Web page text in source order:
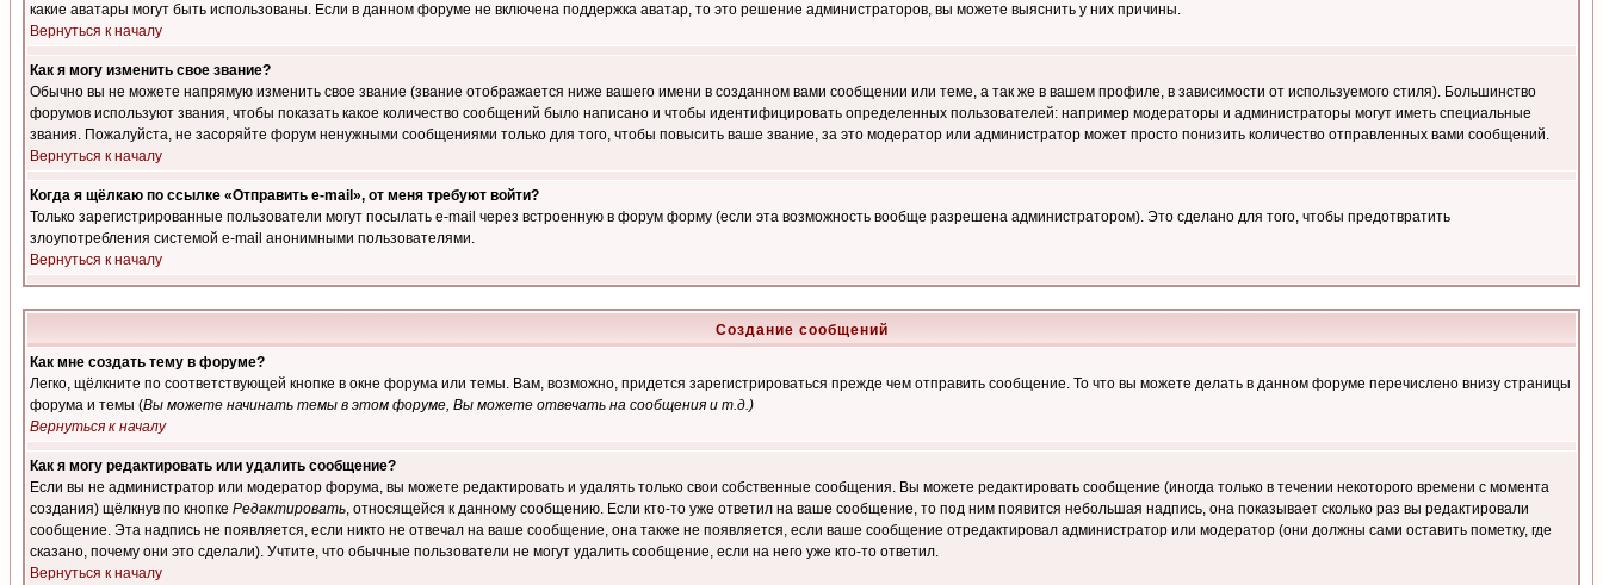
какие аватары могут быть использованы. Если в данном форуме не включена поддержка аватар, то это решение администраторов, вы можете выяснить у них причины.
Вернуться к началу
Как я могу изменить свое звание?
Обычно вы не можете напрямую изменить свое звание (звание отображается ниже вашего имени в созданном вами сообщении или теме, а так же в вашем профиле, в зависимости от используемого стиля). Большинство
форумов используют звания, чтобы показать какое количество сообщений было написано и чтобы идентифицировать определенных пользователей: например модераторы и администраторы могут иметь специальные
звания. Пожалуйста, не засоряйте форум ненужными сообщениями только для того, чтобы повысить ваше звание, за это модератор или администратор может просто понизить количество отправленных вами сообщений.
Вернуться к началу
Когда я щёлкаю по ссылке «Отправить e-mail», от меня требуют войти?
Только зарегистрированные пользователи могут посылать e-mail через встроенную в форум форму (если эта возможность вообще разрешена администратором). Это сделано для того, чтобы предотвратить
злоупотребления системой e-mail анонимными пользователями.
Вернуться к началу
Создание сообщений
Как мне создать тему в форуме?
Легко, щёлкните по соответствующей кнопке в окне форума или темы. Вам, возможно, придется зарегистрироваться прежде чем отправить сообщение. То что вы можете делать в данном форуме перечислено внизу страницы
форума и темы (Вы можете начинать темы в этом форуме, Вы можете отвечать на сообщения и т.д.)
Вернуться к началу
Как я могу редактировать или удалить сообщение?
Если вы не администратор или модератор форума, вы можете редактировать и удалять только свои собственные сообщения. Вы можете редактировать сообщение (иногда только в течении некоторого времени с момента
создания) щёлкнув по кнопке Редактировать, относящейся к данному сообщению. Если кто-то уже ответил на ваше сообщение, то под ним появится небольшая надпись, она показывает сколько раз вы редактировали
сообщение. Эта надпись не появляется, если никто не отвечал на ваше сообщение, она также не появляется, если ваше сообщение отредактировал администратор или модератор (они должны сами оставить пометку, где
сказано, почему они это сделали). Учтите, что обычные пользователи не могут удалить сообщение, если на него уже кто-то ответил.
Вернуться к началу